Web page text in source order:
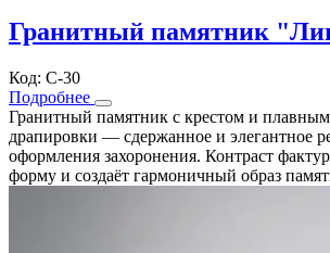
Гранитный памятник
Код: С-30
Подробнее
Гранитный памятник с крестом и
драпировки — сдержанное и элегантное
оформления захоронения. Контраст
форму и создаёт гармоничный образ